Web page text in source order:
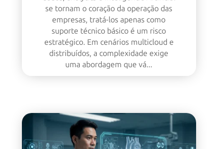
se tornam o coração da operação das
empresas, tratá-los apenas como
suporte técnico básico é um risco
estratégico. Em cenários multicloud e
distribuídos, a complexidade exige
uma abordagem que vá...